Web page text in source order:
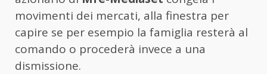
movimenti dei mercati, alla finestra per
capire se per esempio la famiglia resterà al
comando o procederà invece a una
dismissione.